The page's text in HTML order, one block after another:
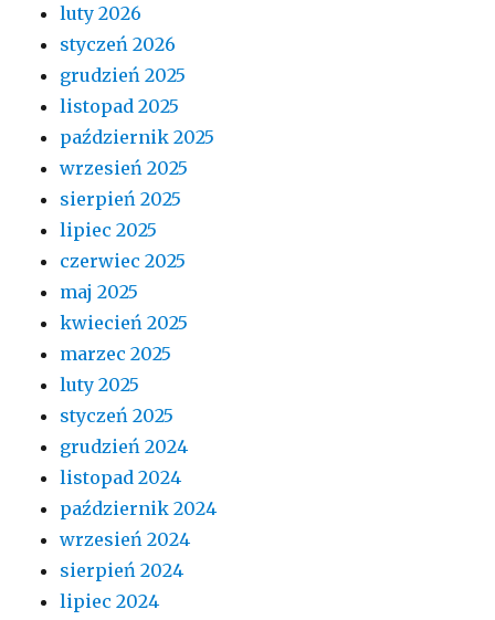
luty 2026
styczeń 2026
grudzień 2025
listopad 2025
październik 2025
wrzesień 2025
sierpień 2025
lipiec 2025
czerwiec 2025
maj 2025
kwiecień 2025
marzec 2025
luty 2025
styczeń 2025
grudzień 2024
listopad 2024
październik 2024
wrzesień 2024
sierpień 2024
lipiec 2024